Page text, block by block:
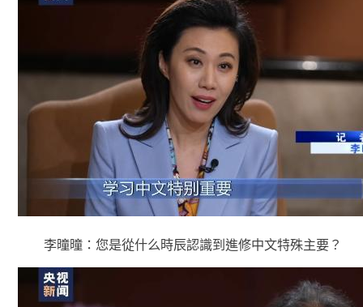
李曈曈：您是從什么時辰認識到進修中文特殊主要？